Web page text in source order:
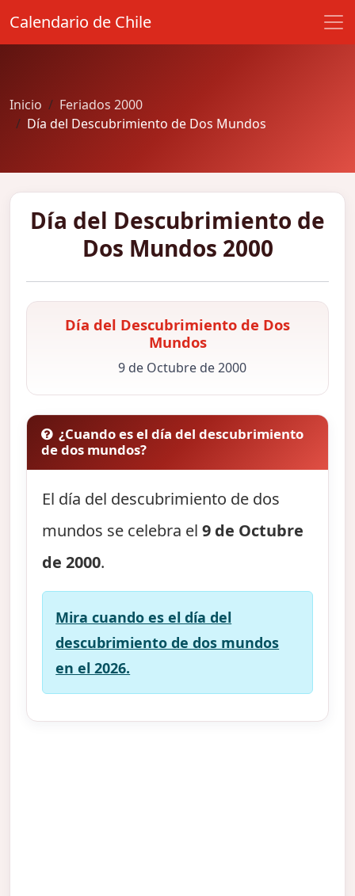
Calendario de Chile
Inicio
Feriados 2000
Día del Descubrimiento de Dos Mundos
Día del Descubrimiento de
Dos Mundos 2000
Día del Descubrimiento de Dos
Mundos
9 de Octubre de 2000
¿Cuando es el día del descubrimiento
de dos mundos?
El día del descubrimiento de dos
mundos se celebra el9 de Octubre
de 2000.
Mira cuando es el día del
descubrimiento de dos mundos
en el 2026.